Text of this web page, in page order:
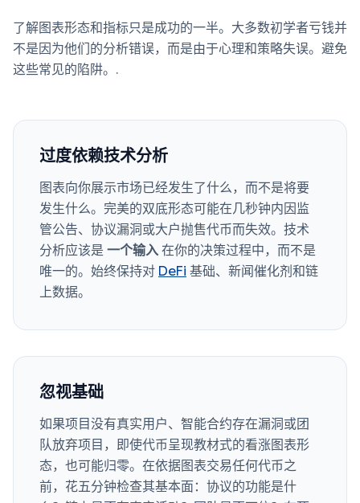
了解图表形态和指标只是成功的一半。大多数初学者亏钱并
不是因为他们的分析错误，而是由于心理和策略失误。避免
这些常见的陷阱。.
过度依赖技术分析
图表向你展示市场已经发生了什么，而不是将要
发生什么。完美的双底形态可能在几秒钟内因监
管公告、协议漏洞或大户抛售代币而失效。技术
分析应该是 一个输入 在你的决策过程中，而不是
唯一的。始终保持对 DeFi 基础、新闻催化剂和链
上数据。
忽视基础
如果项目没有真实用户、智能合约存在漏洞或团
队放弃项目，即使代币呈现教材式的看涨图表形
态，也可能归零。在依据图表交易任何代币之
前，花五分钟检查其基本面：协议的功能是什